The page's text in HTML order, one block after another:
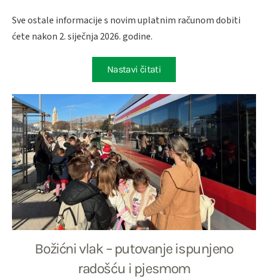
Sve ostale informacije s novim uplatnim računom dobiti
ćete nakon 2. siječnja 2026. godine.
Nastavi čitati
Božićni vlak – putovanje ispunjeno
radošću i pjesmom